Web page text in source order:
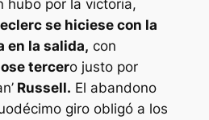
hubo por la victoria,
eclerc se hiciese con la
en la salida, con
tercero justo por
Russell. El abandono
giro obligó a los